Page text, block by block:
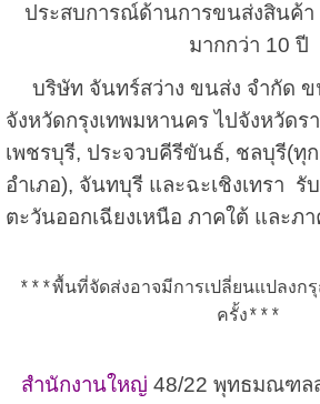
ประสบการณ์ด้านการขนส่งสินค้า
มากกว่า 10 ปี
บริษัท จันทร์สว่าง ขนส่ง จำกัด ข
จังหวัดกรุงเทพมหานคร ไปจังหวัด
เพชรบุรี, ประจวบคีรีขันธ์, ชลบุรี(ทุก
อำเภอ), จันทบุรี และฉะเชิงเทรา รั
ตะวันออกเฉียงเหนือ ภาคใต้ และภ
***พื้นที่จัดส่งอาจมีการเปลี่ยนแปลงก
ครั้ง***
สำนักงานใหญ่ 48/22 พุทธมณฑล